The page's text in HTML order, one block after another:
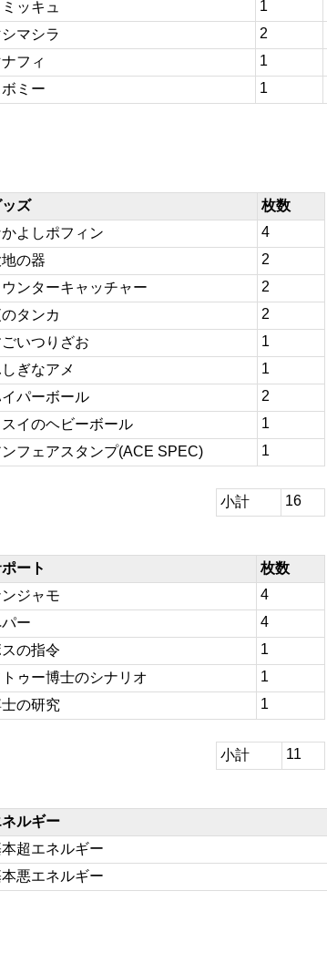
ミッキュ
1
マシラ
2
フィ
1
ボミー
1
ズ
枚数
よしポフィン
4
の器
2
ウンターキャッチャー
2
タンカ
2
いつりざお
1
ぎなアメ
1
パーボール
2
スイのヘビーボール
1
ンフェアスタンプ(ACE SPEC)
1
小計 16
ート
枚数
ジャモ
4
ー
4
の指令
1
トゥー博士のシナリオ
1
の研究
1
小計 11
ネルギー
超エネルギー
悪エネルギー